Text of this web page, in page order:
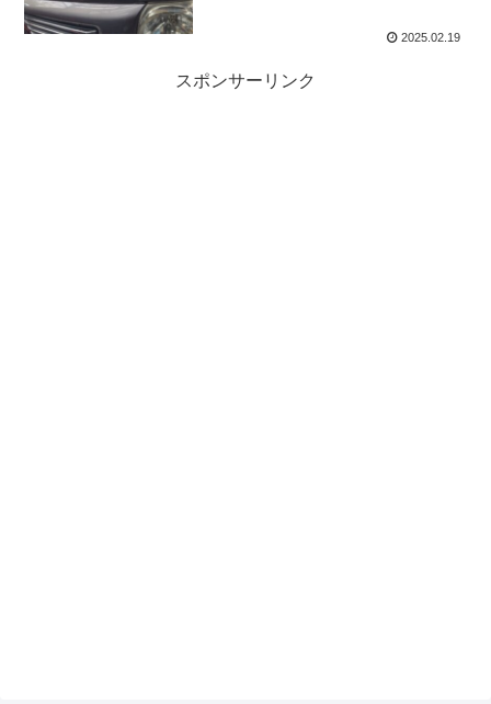
2025.02.19
スポンサーリンク